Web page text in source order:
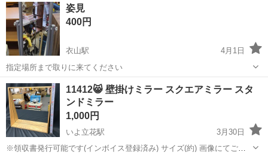
姿見
400円
衣山駅
4月1日
指定場所まで取りに来てください
愛媛 松山市 衣山駅 ミラー/鏡 姿見
11412😸 壁掛けミラー スクエアミラー スタ
ンドミラー
1,000円
いよ立花駅
3月30日
※領収書発行可能です(インボイス登録済み) サイズ(約) 画像にてご確